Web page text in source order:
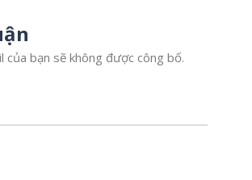
của bạn sẽ không được công bố.